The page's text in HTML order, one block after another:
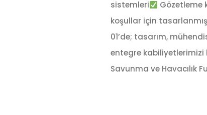
sistemleri
Gözetleme
koşullar için
01’de; tasarım,
entegre kabiliyetlerimizi
Savunma ve Havacılık